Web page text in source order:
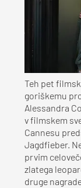
Teh pet
goriškemu
Alessandra
v filmskem
Cannesu
Jagdfieber.
prvim
zlatega
druge